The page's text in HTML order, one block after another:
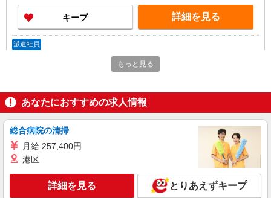
キープ 詳細を見る
派遣社員
株式会社kotrio /●SD-H-1993155
白河市＊グループホームSTAFF＊生活のサポ
時給1350円〜2062円 ＜日払い有/週払い有/交
通費全支給(ガソリン代含む)＞
キープ 詳細を見る
株式会社kotrio /●SD-H-2066262
もっと見る
あなたにおすすめの求人情報
総合病院の清掃
月給 257,400円
港区
詳細を見る とりあえずキープ